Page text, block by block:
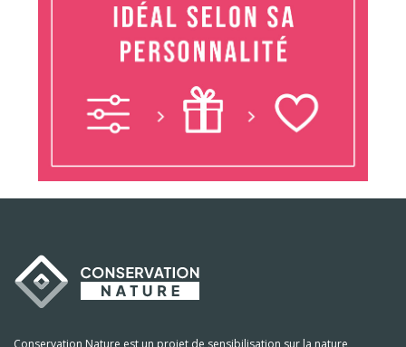
Conservation Nature est un projet de sensibilisation sur la nature,